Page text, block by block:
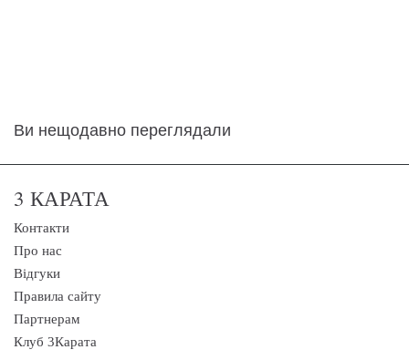
Ви нещодавно переглядали
3 КАРАТА
Контакти
Про нас
Відгуки
Правила сайту
Партнерам
Клуб 3Карата